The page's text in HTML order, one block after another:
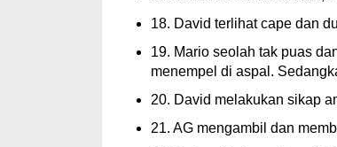
18. David terlihat cape dan
19. Mario seolah tak puas
menempel di aspal.
20. David melakukan sikap
21. AG mengambil dan